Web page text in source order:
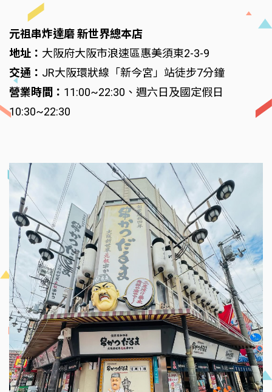
元祖串炸達磨 新世界總本店
地址： 大阪府大阪市浪速區惠美須東2-3-9
交通： JR大阪環狀線「新今宮」站徒步7分鐘
營業時間： 11:00~22:30、週六日及國定假日
10:30~22:30